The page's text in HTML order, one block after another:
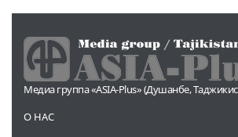
Медиа группа «ASIA-Plus» (Душанбе,
О НАС